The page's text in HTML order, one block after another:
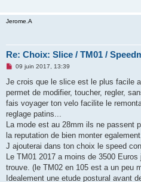
u
Jerome.A
Re: Choix: Slice / TM01 /
M
s
a
g
n
o
u
09 juin 2017, 13:39
Je crois que le slice est le plus facile
permet de modifier, toucher, regler,
fais voyager ton velo facilite le
reglage patins...
La mode est au 28mm ils ne
la reputation de bien monter egalement.
J ajouterai dans ton choix le speed
Le TM01 2017 a moins de 3500
trouve. (le TM02 en 105 est a un peu
Idealement une etude postural avant